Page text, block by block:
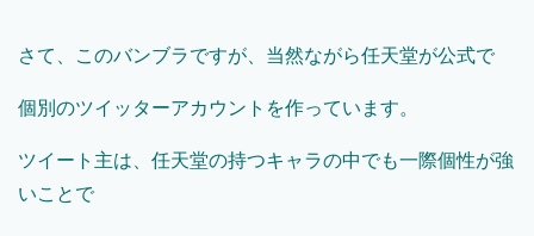
さて、このバンブラですが、当然ながら任天堂が公式で
個別のツイッターアカウントを作っています。
ツイート主は、任天堂の持つキャラの中でも一際個性が強
いことで